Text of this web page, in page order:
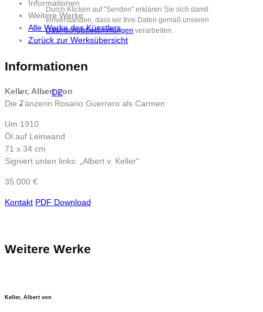
Durch Klicken auf "Senden" erklären Sie sich damit
einverstanden, dass wir Ihre Daten gemäß unseren
Datenschutzbestimmungen verarbeiten.
DE
Informationen
Weitere Werke
Alle Werke des Künstlers
Zurück zur Werksübersicht
Informationen
Keller, Albert von
Die Tänzerin Rosario Guerrero als Carmen
Um 1910
Öl auf Leinwand
71 x 34 cm
Signiert unten links: „Albert v. Keller“
35.000 €
Kontakt PDF Download
Weitere Werke
Keller, Albert von